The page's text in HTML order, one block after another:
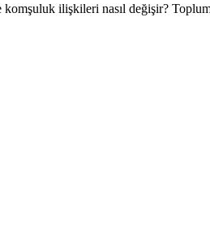
ilişkileri nasıl değişir?